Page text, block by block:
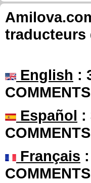
traducteurs
English :
COMMENTS
Español :
COMMENTS
Français
COMMENTS